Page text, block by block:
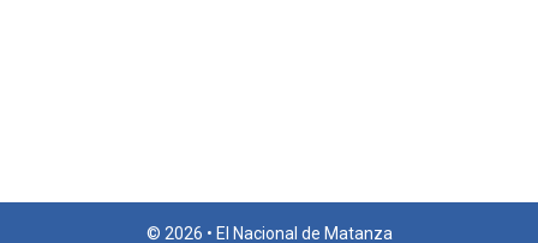
© 2026 • El Nacional de Matanza